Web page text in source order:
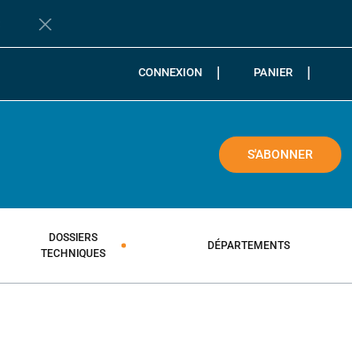
Fermer la barre de notification
CONNEXION PANIER
S'ABONNER
DOSSIERS
TECHNIQUES
DÉPARTEMENTS